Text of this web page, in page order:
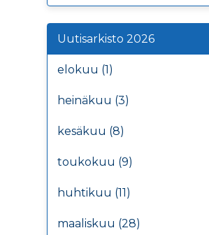
Uutisarkisto 2026
elokuu (1)
heinäkuu (3)
kesäkuu (8)
toukokuu (9)
huhtikuu (11)
maaliskuu (28)